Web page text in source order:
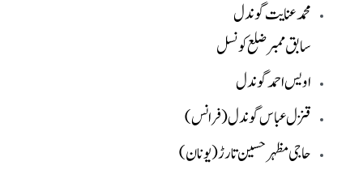
محمد عنایت گوندل
سابق ممبر ضلع کونسل
اویس احمد گوندل
قنزل عباس گوندل (فرانس)
حاجی مظہر حسین تارڑ (یونان)